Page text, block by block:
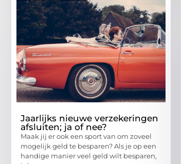
Jaarlijks nieuwe verzekeringen
afsluiten; ja of nee?
Maak jij er ook een sport van om zoveel
mogelijk geld te besparen? Als je op een
handige manier veel geld wilt besparen,